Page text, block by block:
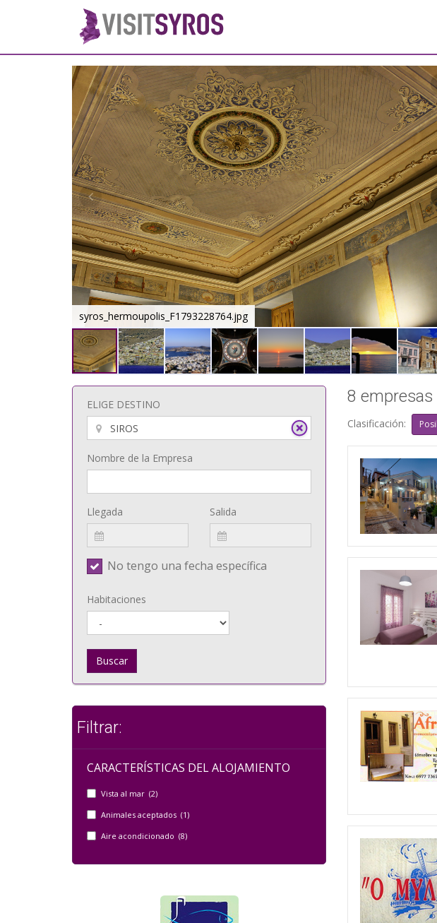
syros_hermoupolis_F1793228764.jpg
ELIGE DESTINO
Nombre de la Empresa
Llegada Salida
No tengo una fecha específica
Habitaciones
Buscar
Filtrar:
CARACTERÍSTICAS DEL ALOJAMIENTO
Vista al mar (2)
Animales aceptados (1)
Aire acondicionado (8)
8
Clasificación: